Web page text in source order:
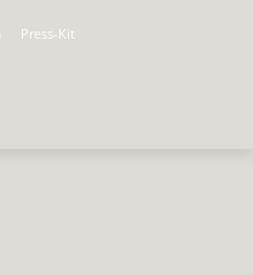
Press-Kit